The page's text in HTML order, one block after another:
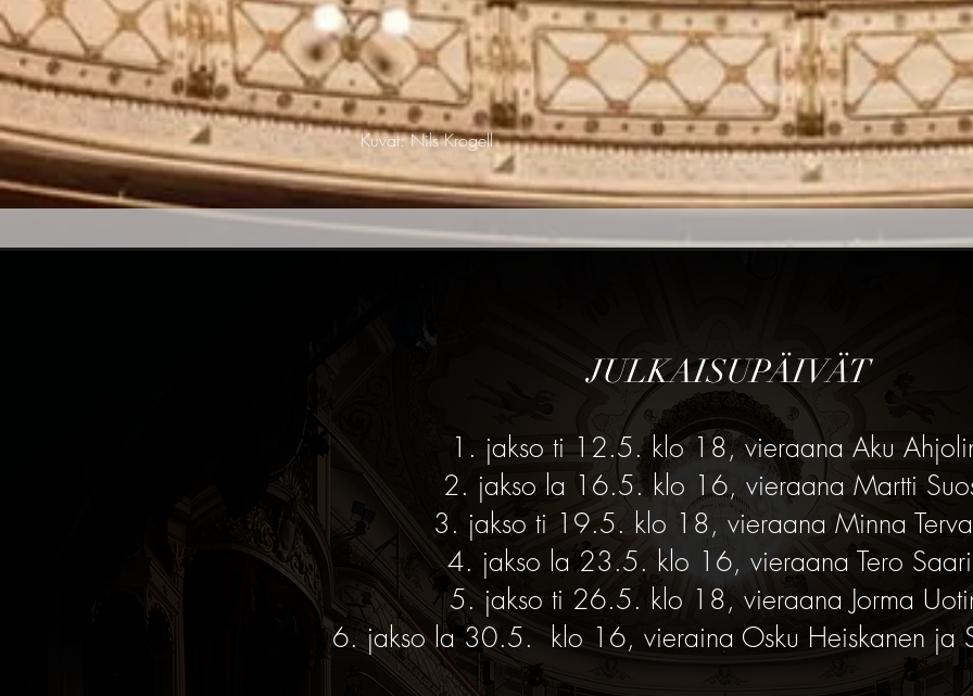
Kuvat: Nils Krogell
JULKAISUPÄIVÄT
1. jakso ti 12.5. klo 18, vieraana Aku
2. jakso la 16.5. klo 16, vieraana Martti
3. jakso ti 19.5. klo 18, vieraana Minna
4. jakso la 23.5. klo 16, vieraana Tero
5. jakso ti 26.5. klo 18, vieraana Jorma
6. jakso la 30.5. klo 16, vieraina Osku Heiskanen ja